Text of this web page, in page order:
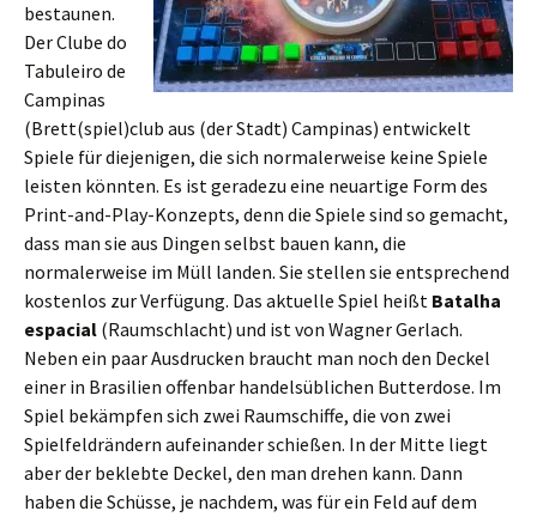
bestaunen.
Der Clube do
Tabuleiro de
Campinas
(Brett(spiel)club aus (der Stadt) Campinas) entwickelt
Spiele für diejenigen, die sich normalerweise keine Spiele
leisten könnten. Es ist geradezu eine neuartige Form des
Print-and-Play-Konzepts, denn die Spiele sind so gemacht,
dass man sie aus Dingen selbst bauen kann, die
normalerweise im Müll landen. Sie stellen sie entsprechend
kostenlos zur Verfügung. Das aktuelle Spiel heißt Batalha
espacial (Raumschlacht) und ist von Wagner Gerlach.
Neben ein paar Ausdrucken braucht man noch den Deckel
einer in Brasilien offenbar handelsüblichen Butterdose. Im
Spiel bekämpfen sich zwei Raumschiffe, die von zwei
Spielfeldrändern aufeinander schießen. In der Mitte liegt
aber der beklebte Deckel, den man drehen kann. Dann
haben die Schüsse, je nachdem, was für ein Feld auf dem